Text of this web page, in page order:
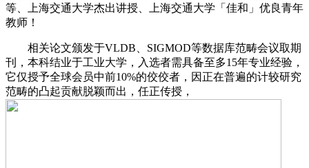
等、上海交通大学杰出讲授、上海交通大学「佳和」优良青年
教师！
相关论文颁发于VLDB、SIGMOD等数据库范畴会议取期
刊，本科结业于工业大学，入选者需具备至多15年专业经验，
它仅授予全球会员中前10%的佼佼者，因正在普遍的计较研究
范畴的凸起贡献脱颖而出，任正传授，